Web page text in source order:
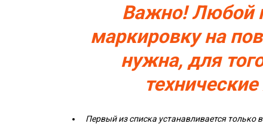
Важно! Любой
маркировку на
нужна, для
Первый из списка устанавливается только